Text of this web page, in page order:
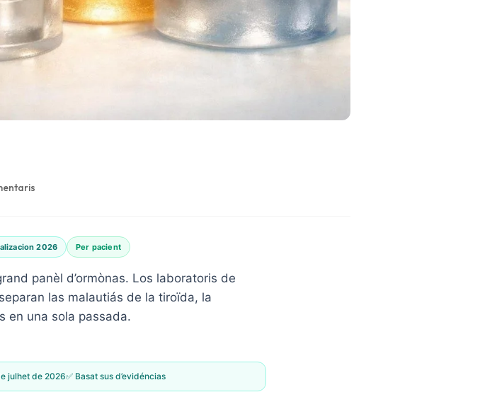
2026 Per pacient
panèl d’ormònas. Los laboratoris de
las malautiás de la tiroïda, la
en una sola passada.
julhet de 2026✅ Basat sus d’evidéncias